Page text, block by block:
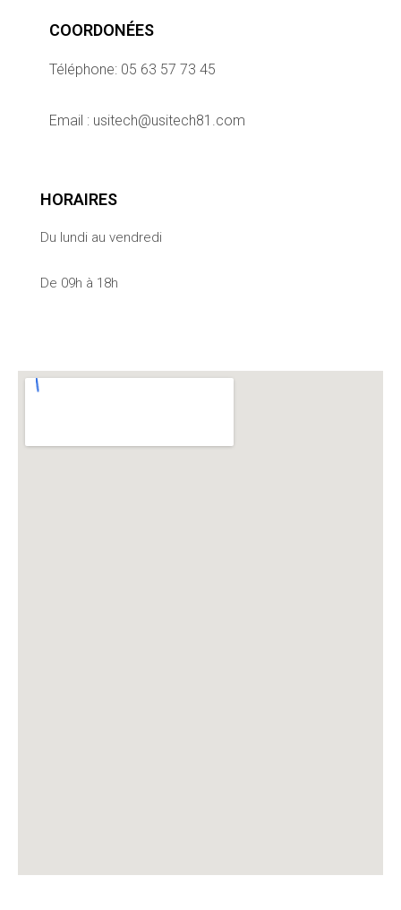
COORDONÉES
Téléphone: 05 63 57 73 45
Email : usitech@usitech81.com
HORAIRES
Du lundi au vendredi
De 09h à 18h